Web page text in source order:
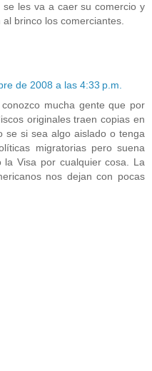
se les va a caer su comercio y
brinco los comerciantes.
de 2008 a las 4:33 p.m.
mucha gente que por
originales traen copias en
se si sea algo aislado o tenga
migratorias pero suena
Visa por cualquier cosa. La
nos dejan con pocas